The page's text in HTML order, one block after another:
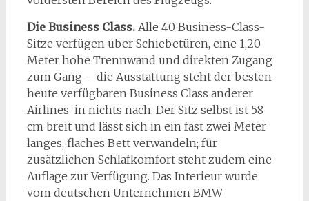
Die Business Class.Alle 40 Business-Class-
Sitze verfügen über Schiebetüren, eine 1,20
Meter hohe Trennwand und direkten Zugang
zum Gang – die Ausstattung steht der besten
heute verfügbaren Business Class anderer
Airlines in nichts nach. Der Sitz selbst ist 58
cm breit und lässt sich in ein fast zwei Meter
langes, flaches Bett verwandeln; für
zusätzlichen Schlafkomfort steht zudem eine
Auflage zur Verfügung. Das Interieur wurde
vom deutschen Unternehmen BMW